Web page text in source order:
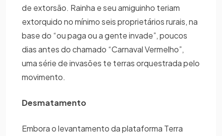
de extorsão. Rainha e seu amiguinho teriam
extorquido no mínimo seis proprietários rurais, na
base do “ou paga ou a gente invade”, poucos
dias antes do chamado “Carnaval Vermelho”,
uma série de invasões te terras orquestrada pelo
movimento.
Desmatamento
Embora o levantamento da plataforma Terra